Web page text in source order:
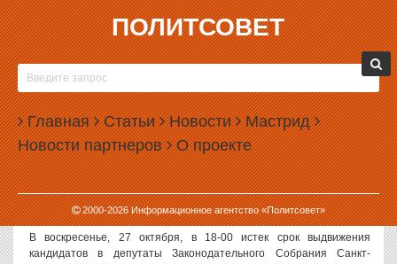
ПОЛИТСОВЕТ
Главная Статьи Новости Мастрид
Новости партнеров О проекте
2000-2026Информационное агентство «Политсовет»
31.10.2002, 12:02
КОМУ ДОСТАНЕТСЯ «ЕДИНАЯ РОССИЯ»?
В преддверии начинающегося политического сезона и борьбы за
места в Государственной Думе четвертого созыва партия «Единая
Россия» стремится выйти на очередной виток партийного
строительства. Закончив...
31.10.2002, 11:56
МОЛОДЫЕ РВУТСЯ В ЗАКС
В воскресенье, 27 октября, в 18-00 истек срок выдвижения
кандидатов в депутаты Законодательного Cобрания Санкт-